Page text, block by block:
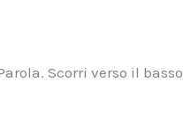
Scorri verso il